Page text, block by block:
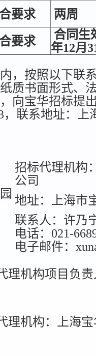
要求 两周
要求
合同生
年12月
，按照以下联
质书面形式、
向宝华招标提
，联系地址：
招标代理机构
公司
地址：上海市
联系人：许乃
电话：021-
电子邮件：
理机构项目负
理机构：上海